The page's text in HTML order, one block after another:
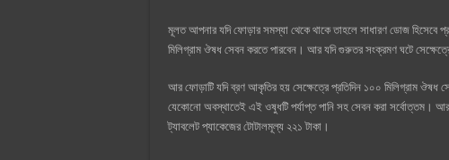
মূলত আপনার যদি ফোড়ার সমস্যা থেকে থাকে তাহলে সাধারণ ডোজ হিসেবে
মিলিগ্রাম ঔষধ সেবন করতে পারবেন। আর যদি গুরুতর সংক্রমণ ঘটে
আর ফোড়াটি যদি ব্রণ আকৃতির হয় সেক্ষেত্রে প্রতিদিন ১০০ মিলিগ্রাম ঔষধ
যেকোনো অবস্থাতেই এই ওষুধটি পর্যাপ্ত পানি সহ সেবন করা সর্বোত্তম।
ট্যাবলেট প্যাকেজের টোটালমূল্য ২২১ টাকা।